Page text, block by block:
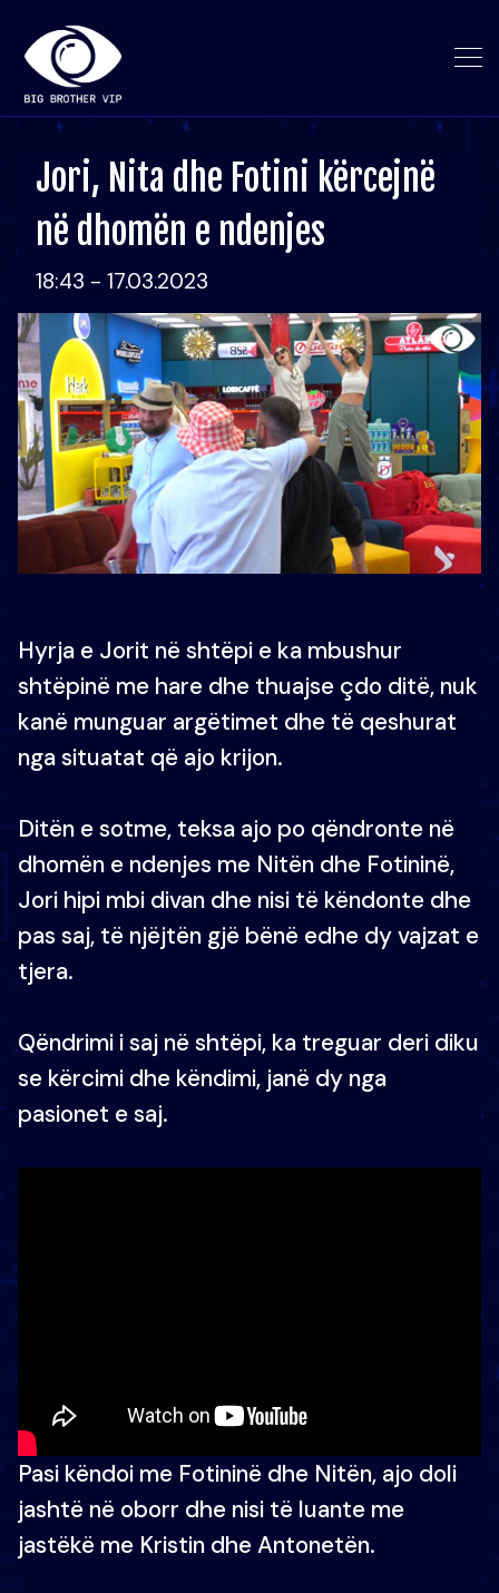
Jori, Nita dhe Fotini kërcejnë
në dhomën e ndenjes
18:43 - 17.03.2023
Hyrja e Jorit në shtëpi e ka mbushur
shtëpinë me hare dhe thuajse çdo ditë, nuk
kanë munguar argëtimet dhe të qeshurat
nga situatat që ajo krijon.
Ditën e sotme, teksa ajo po qëndronte në
dhomën e ndenjes me Nitën dhe Fotininë,
Jori hipi mbi divan dhe nisi të këndonte dhe
pas saj, të njëjtën gjë bënë edhe dy vajzat e
tjera.
Qëndrimi i saj në shtëpi, ka treguar deri diku
se kërcimi dhe këndimi, janë dy nga
pasionet e saj.
Pasi këndoi me Fotininë dhe Nitën, ajo doli
jashtë në oborr dhe nisi të luante me
jastëkë me Kristin dhe Antonetën.